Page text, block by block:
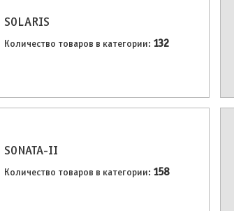
SOLARIS
Количество товаров в категории: 132
SONATA-II
Количество товаров в категории: 158